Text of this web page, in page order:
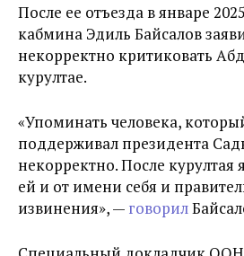
После ее отъезда в январе
кабмина Эдиль Байсалов
некорректно критиковать
курултае.
«Упоминать человека,
поддерживал президента
некорректно. После курултая
ей и от имени себя и
извинения», — говорил